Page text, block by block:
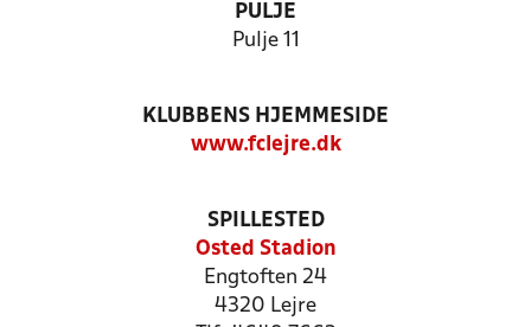
PULJE
Pulje 11
KLUBBENS HJEMMESIDE
www.fclejre.dk
SPILLESTED
Osted Stadion
Engtoften 24
4320 Lejre